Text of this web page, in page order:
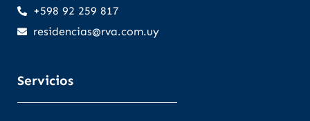
+598 92 259 817
residencias@rva.com.uy
Servicios